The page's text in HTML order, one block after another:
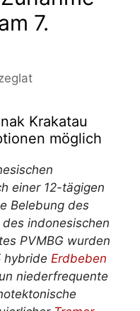
7.
Krakatau
möglich
einer 12-tägigen
Belebung des
indonesischen
PVMBG wurden
hybride Erdbeben
niederfrequente